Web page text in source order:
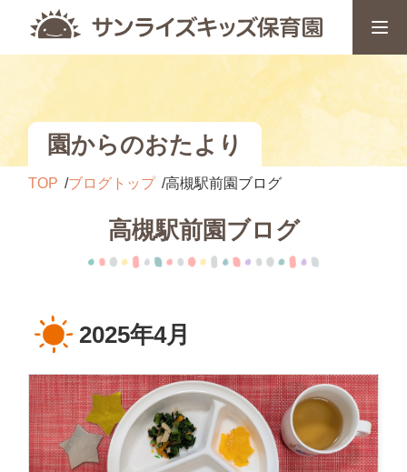
園からのおたより
TOP ブログトップ 高槻駅前園ブログ
高槻駅前園ブログ
2025年4月